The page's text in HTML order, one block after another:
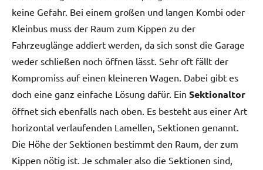
keine Gefahr. Bei einem großen und langen Kombi oder
Kleinbus muss der Raum zum Kippen zu der
Fahrzeuglänge addiert werden, da sich sonst die Garage
weder schließen noch öffnen lässt. Sehr oft fällt der
Kompromiss auf einen kleineren Wagen. Dabei gibt es
doch eine ganz einfache Lösung dafür. Ein Sektionaltor
öffnet sich ebenfalls nach oben. Es besteht aus einer Art
horizontal verlaufenden Lamellen, Sektionen genannt.
Die Höhe der Sektionen bestimmt den Raum, der zum
Kippen nötig ist. Je schmaler also die Sektionen sind,